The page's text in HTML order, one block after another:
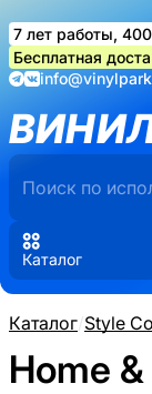
7 лет работы,
Бесплатная
Каталог
Каталог/Style
Home